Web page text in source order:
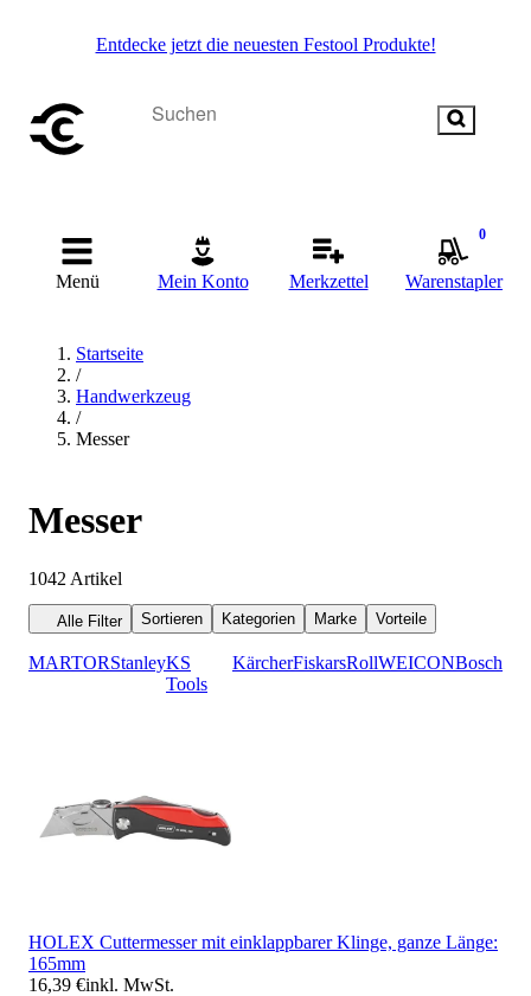
Entdecke jetzt die neuesten Festool Produkte!
Menü Mein Konto Merkzettel
0
Warenstapler
Startseite
/
Handwerkzeug
/
Messer
Messer
1042 Artikel
Alle Filter Sortieren Kategorien Marke Vorteile
MARTORStanleyKS
Tools
KärcherFiskarsRollWEICONBosch
HOLEX Cuttermesser mit einklappbarer Klinge, ganze Länge:
165mm
16,39 €inkl. MwSt.